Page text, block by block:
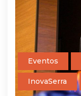
Eventos
InovaSerra